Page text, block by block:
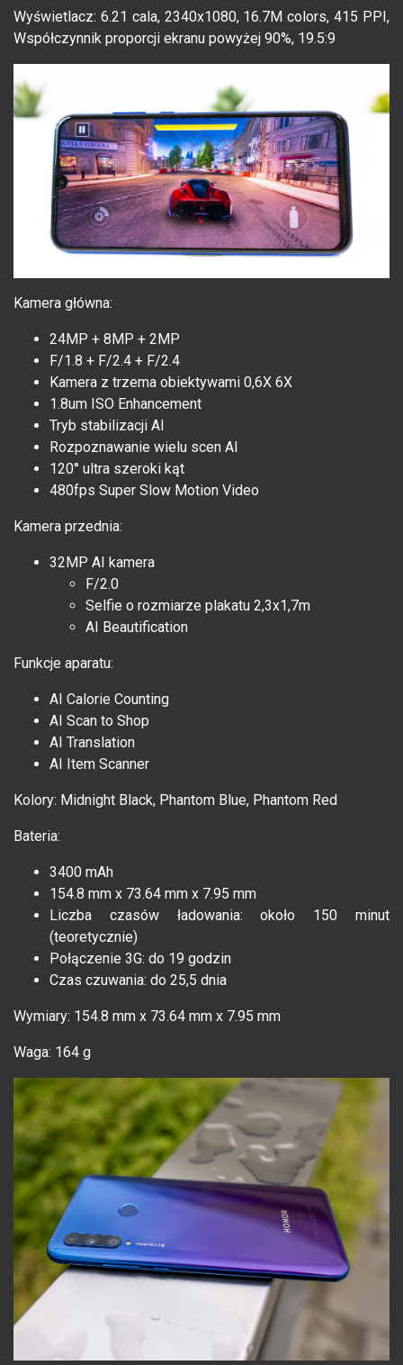
Wyświetlacz: 6.21 cala, 2340x1080, 16.7M colors, 415 PPI,
Współczynnik proporcji ekranu powyżej 90%, 19.5:9
Kamera główna:
24MP + 8MP + 2MP
F/1.8 + F/2.4 + F/2.4
Kamera z trzema obiektywami 0,6X 6X
1.8um ISO Enhancement
Tryb stabilizacji AI
Rozpoznawanie wielu scen AI
120° ultra szeroki kąt
480fps Super Slow Motion Video
Kamera przednia:
32MP AI kamera
F/2.0
Selfie o rozmiarze plakatu 2,3x1,7m
AI Beautification
Funkcje aparatu:
AI Calorie Counting
AI Scan to Shop
AI Translation
AI Item Scanner
Kolory: Midnight Black, Phantom Blue, Phantom Red
Bateria:
3400 mAh
154.8 mm x 73.64 mm x 7.95 mm
Liczba czasów ładowania: około 150 minut
(teoretycznie)
Połączenie 3G: do 19 godzin
Czas czuwania: do 25,5 dnia
Wymiary: 154.8 mm x 73.64 mm x 7.95 mm
Waga: 164 g